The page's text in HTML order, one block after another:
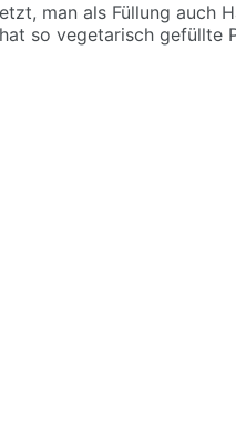
man als Füllung auch
so vegetarisch gefüllte